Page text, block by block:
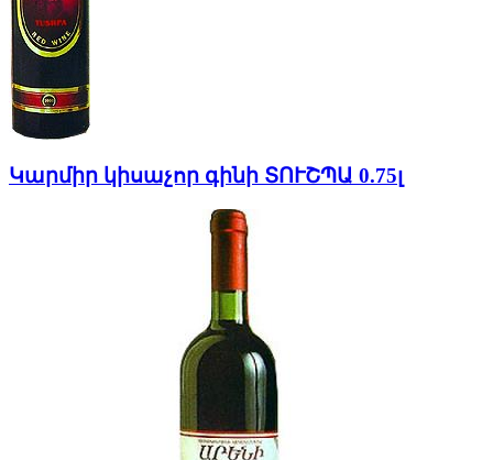
Կարմիր կիսաչոր գինի ՏՈՒՇՊԱ 0.75լ